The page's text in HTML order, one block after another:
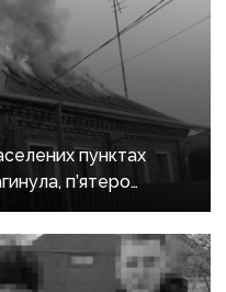
пунктах
п’ятеро